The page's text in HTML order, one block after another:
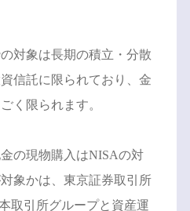
対象は長期の積立・分散
信託に限られており、金
く限られます。
の現物購入はNISAの対
象かは、東京証券取引所
取引所グループと資産運